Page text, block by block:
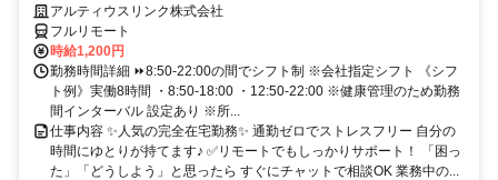
アルティウスリンク株式会社
フルリモート
時給1,200円
勤務時間詳細 ⏩8:50-22:00の間でシフト制 ※会社指定シフト 《シフ
ト例》実働8時間 ・8:50-18:00 ・12:50-22:00 ※健康管理のため勤務
間インターバル 設定あり ※所...
仕事内容 ✨人気の完全在宅勤務✨ 通勤ゼロでストレスフリー 自分の
時間にゆとりが持てます♪ ✅リモートでもしっかりサポート！ 「困っ
た」「どうしよう」と思ったら すぐにチャットで相談OK 業務中の...